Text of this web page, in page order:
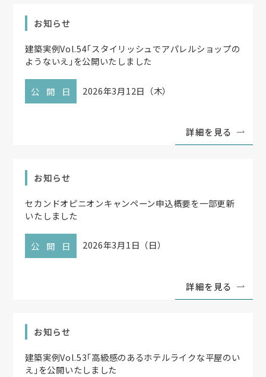
お知らせ
建築実例Vol.54「スタイリッシュでアパレルショップの
ようないえ 」を公開いたしました
公開日 2026年3月12日（木）
詳細を見る
お知らせ
セカンドオピニオンキャンペーン申込概要を一部更新
いたしました
公開日 2026年3月1日（日）
詳細を見る
お知らせ
建築実例Vol.53「高級感のあるホテルライクな平屋のい
え 」を公開いたしました